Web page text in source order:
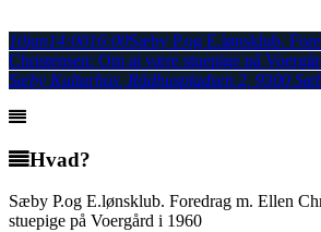
10jan14:0016:00Sæby P.og E.lønsklub.
Christensen: Om at være stuepige på
Sæby Kulturhus , Rådhuspladsen 2, 9300
Hvad?
Sæby P.og E.lønsklub. Foredrag m. Ellen
stuepige på Voergård i 1960